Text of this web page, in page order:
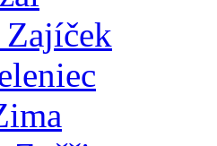
Zajíček